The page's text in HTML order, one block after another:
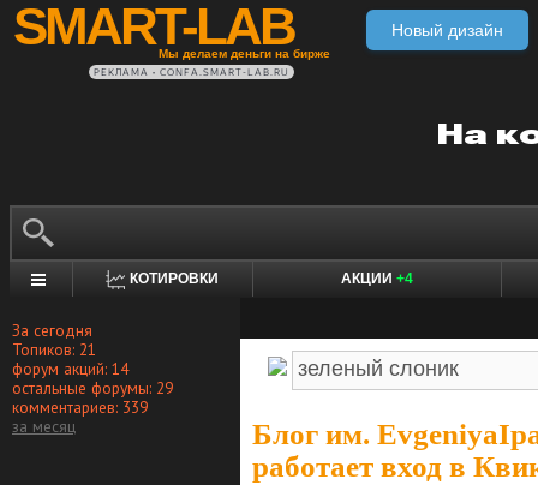
SMART-LAB
Мы делаем деньги на бирже
Новый дизайн
РЕКЛАМА • CONFA.SMART-LAB.RU
КОТИРОВКИ АКЦИИ +4
За сегодня
Топиков: 21
форум акций: 14
остальные форумы: 29
комментариев: 339
за месяц
Блог им.
работает вход в